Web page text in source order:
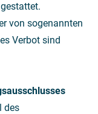
von sogenannten
Verbot sind
des